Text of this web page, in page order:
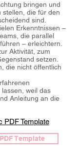
bringen und
stellen, die für den
sind.
Erkenntnissen –
die parallel
– erleichtern.
Aktivität, zum
setzen.
die nicht öffentlich
weil das
Anleitung an die
PDF Template
Template